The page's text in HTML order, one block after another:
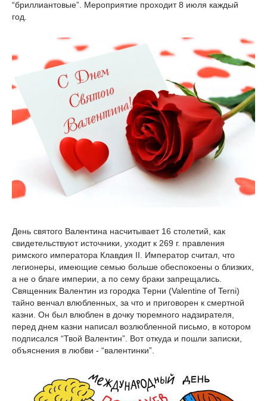
“бриллиантовые”. Мероприятие проходит 8 июля каждый
год.
День святого Валентина насчитывает 16 столетий, как
свидетельствуют источники, уходит к 269 г. правления
римского императора Клавдия II. Император считал, что
легионеры, имеющие семью больше обеспокоены о близких,
а не о благе империи, а по сему браки запрещались.
Священник Валентин из городка Терни (Valentine of Terni)
тайно венчал влюбленных, за что и приговорен к смертной
казни. Он был влюблен в дочку тюремного надзирателя,
перед днем казни написал возлюбленной письмо, в котором
подписался “Твой Валентин”. Вот откуда и пошли записки,
объяснения в любви - “валентинки”.